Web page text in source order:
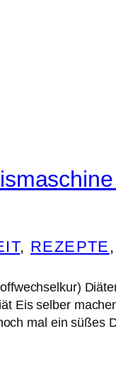
, REZEPTE
Eis selber
mal ein süßes